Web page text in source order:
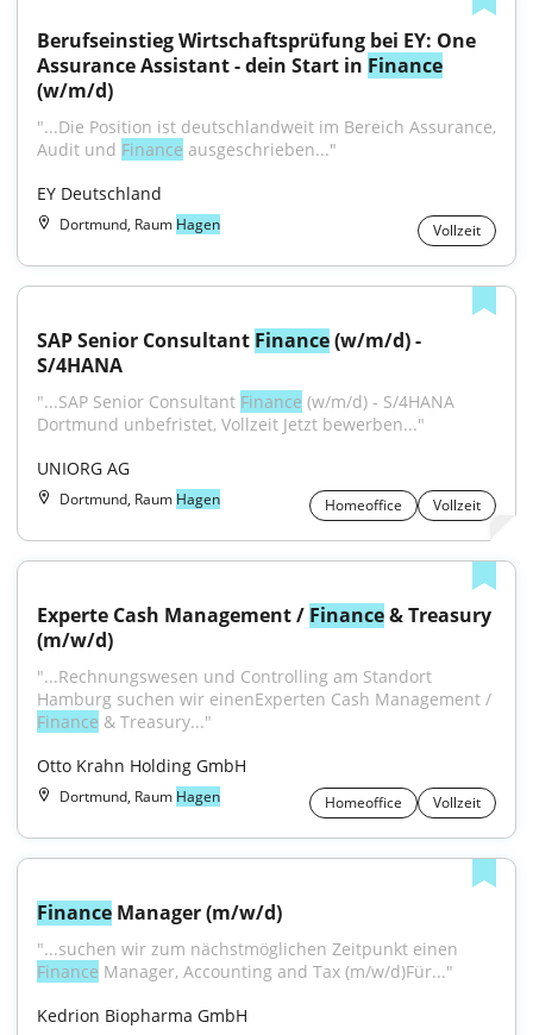
Berufseinstieg Wirtschaftsprüfung bei EY: One
Assurance Assistant - dein Start in Finance
(w/m/d)
"...Die Position ist deutschlandweit im Bereich Assurance,
Audit und Finance ausgeschrieben..."
EY Deutschland
Dortmund, Raum Hagen Vollzeit
SAP Senior Consultant Finance (w/m/d) -
S/4HANA
"...SAP Senior Consultant Finance (w/m/d) - S/4HANA
Dortmund unbefristet, Vollzeit Jetzt bewerben..."
UNIORG AG
Dortmund, Raum Hagen Homeoffice Vollzeit
Experte Cash Management / Finance & Treasury
(m/w/d)
"...Rechnungswesen und Controlling am Standort
Finance & Treasury..."
Otto Krahn Holding GmbH
Dortmund, Raum Hagen Homeoffice Vollzeit
Finance Manager (m/w/d)
Finance Manager, Accounting and Tax (m/w/d)Für..."
Kedrion Biopharma GmbH